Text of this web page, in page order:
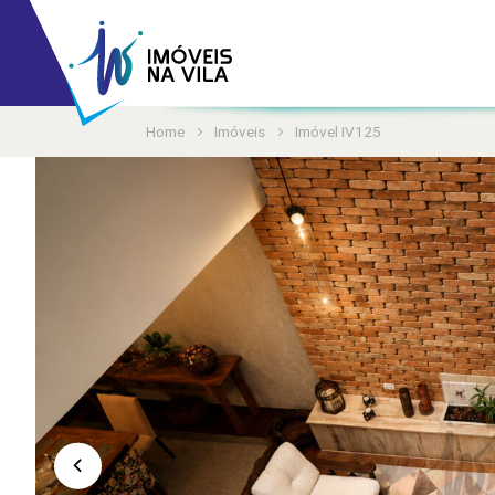
Home Imóveis Imóvel IV125